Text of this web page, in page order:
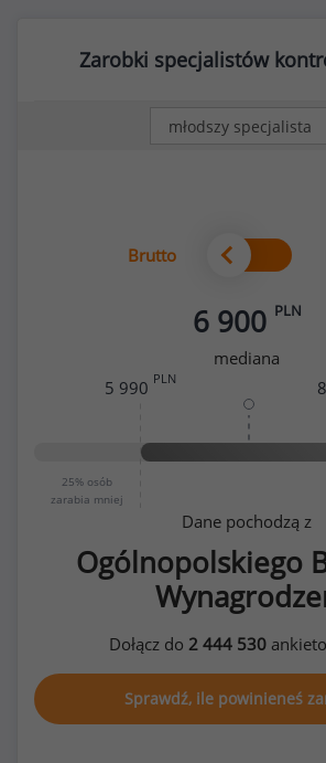
Zarobki specjalistów
Brutto
6 900 PLN
mediana
25% osób
zarabia mniej
5 990 PLN
Dane pochodzą z
Ogólnopolskiego
Dołącz do 2 444 530
Sprawdź, ile powinieneś